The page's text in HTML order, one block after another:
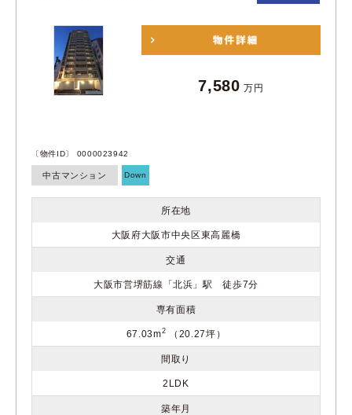
〔物件ID〕 0000023942
中古マンション Down
7,580 万円
所在地
大阪府大阪市中央区東高麗橋
交通
大阪市営堺筋線「北浜」駅 徒歩7分
専有面積
67.03m2 （20.27坪）
間取り
2LDK
築年月